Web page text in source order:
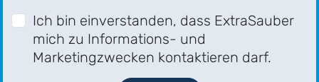
Ich bin einverstanden, dass ExtraSauber
mich zu Informations- und
Marketingzwecken kontaktieren darf.